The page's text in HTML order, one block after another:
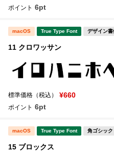
ポイント 6pt
macOS True Type Font デザイン書
11 クロワッサン
標準価格（税込） ¥660
ポイント 6pt
macOS True Type Font 角ゴシック
15 ブロックス